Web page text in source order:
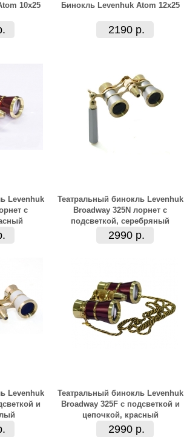
10x25 Бинокль Levenhuk Atom 12x25
2190 р.
Levenhuk
с
Театральный бинокль Levenhuk
Broadway 325N лорнет с
подсветкой, серебряный
2990 р.
Levenhuk
и
Театральный бинокль Levenhuk
Broadway 325F с подсветкой и
цепочкой, красный
2990 р.